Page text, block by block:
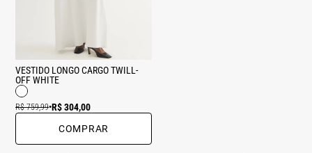
VESTIDO LONGO CARGO TWILL-
OFF WHITE
R$ 759,99•R$ 304,00
COMPRAR